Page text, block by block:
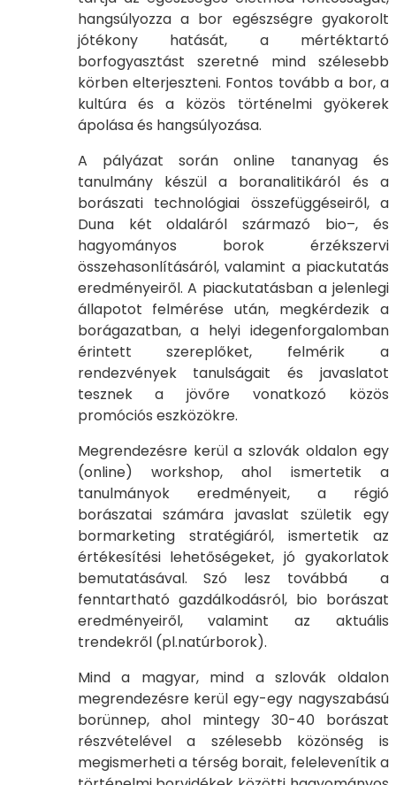
hangsúlyozza a bor egészségre gyakorolt
jótékony hatását, a mértéktartó
borfogyasztást szeretné mind szélesebb
körben elterjeszteni. Fontos tovább a bor, a
kultúra és a közös történelmi gyökerek
ápolása és hangsúlyozása.
A pályázat során online tananyag és
tanulmány készül a boranalitikáról és a
borászati technológiai összefüggéseiről, a
Duna két oldaláról származó bio–, és
hagyományos borok érzékszervi
összehasonlításáról, valamint a piackutatás
eredményeiről. A piackutatásban a jelenlegi
állapotot felmérése után, megkérdezik a
borágazatban, a helyi idegenforgalomban
érintett szereplőket, felmérik a
rendezvények tanulságait és javaslatot
tesznek a jövőre vonatkozó közös
promóciós eszközökre.
Megrendezésre kerül a szlovák oldalon egy
(online) workshop, ahol ismertetik a
tanulmányok eredményeit, a régió
borászatai számára javaslat születik egy
bormarketing stratégiáról, ismertetik az
értékesítési lehetőségeket, jó gyakorlatok
bemutatásával. Szó lesz továbbá a
fenntartható gazdálkodásról, bio borászat
eredményeiről, valamint az aktuális
trendekről (pl.natúrborok).
Mind a magyar, mind a szlovák oldalon
megrendezésre kerül egy-egy nagyszabású
borünnep, ahol mintegy 30-40 borászat
részvételével a szélesebb közönség is
megismerheti a térség borait, felelevenítik a